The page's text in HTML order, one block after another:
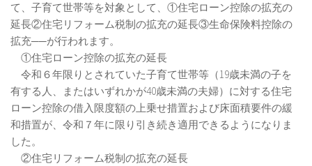
て、子育て世帯等を対象として、①住宅ローン控除の拡充の
延長②住宅リフォーム税制の拡充の延長③生命保険料控除の
拡充──が行われます。
①住宅ローン控除の拡充の延長
令和６年限りとされていた子育て世帯等（19歳未満の子を
有する人、またはいずれかが40歳未満の夫婦）に対する住宅
ローン控除の借入限度額の上乗せ措置および床面積要件の緩
和措置が、令和７年に限り引き続き適用できるようになりま
した。
②住宅リフォーム税制の拡充の延長